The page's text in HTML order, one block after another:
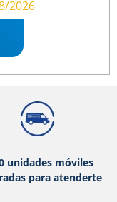
2026
unidades móviles
para atenderte